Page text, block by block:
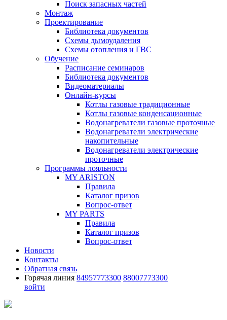
Поиск запасных частей
Монтаж
Проектирование
Библиотека документов
Схемы дымоудаления
Схемы отопления и ГВС
Обучение
Расписание семинаров
Библиотека документов
Видеоматериалы
Онлайн-курсы
Котлы газовые традиционные
Котлы газовые конденсационные
Водонагреватели газовые проточные
Водонагреватели электрические
накопительные
Водонагреватели электрические
проточные
Программы лояльности
MY ARISTON
Правила
Каталог призов
Вопрос-ответ
MY PARTS
Правила
Каталог призов
Вопрос-ответ
Новости
Контакты
Обратная связь
Горячая линия 84957773300 88007773300
войти